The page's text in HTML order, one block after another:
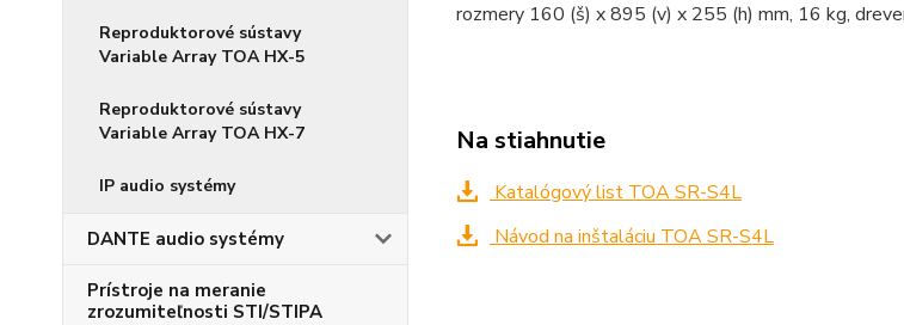
Reproduktorové sústavy
Variable Array TOA HX-5
Reproduktorové sústavy
Variable Array TOA HX-7
IP audio systémy
DANTE audio systémy
Prístroje na meranie
zrozumiteľnosti STI/STIPA
rozmery 160 (š) x 895 (v) x 255 (h) mm, 16 kg,
Na stiahnutie
Katalógový list TOA SR-S4L
Návod na inštaláciu TOA SR-S4L